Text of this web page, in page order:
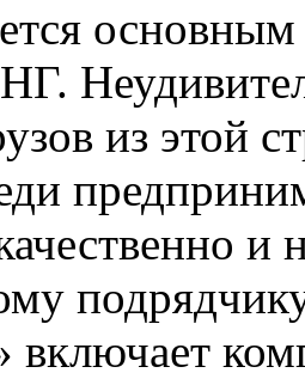
из этой
и
включает